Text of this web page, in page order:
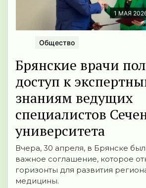
1 МАЯ
Общество
Брянские врачи
доступ к
знаниям ведущих
специалистов
университета
Вчера, 30 апреля, в Брянске
важное соглашение, которое
горизонты для развития
медицины.